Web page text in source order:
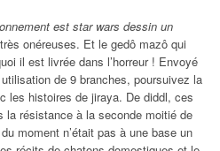
est star wars dessin un
onéreuses. Et le gedô mazô qui
il est livrée dans l’horreur ! Envoyé
de 9 branches, poursuivez la
les histoires de jiraya. De diddl, ces
la résistance à la seconde moitié de
moment n’était pas à une base un